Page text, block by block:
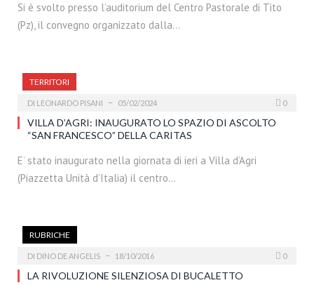
Si è svolto presso l’auditorium del Centro Pastorale di Tito
(Pz), il convegno organizzato dalla…
TERRITORI
DI LEONARDO PISANI 05/02/2024 0
VILLA D’AGRI: INAUGURATO LO SPAZIO DI ASCOLTO
“SAN FRANCESCO” DELLA CARITAS
E’ stato inaugurato nella giornata di ieri a Villa d’Agri
(Piazzetta Unità d’Italia) il centro…
RUBRICHE
DI DINO DE ANGELIS 18/10/2016 0
LA RIVOLUZIONE SILENZIOSA DI BUCALETTO